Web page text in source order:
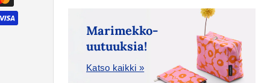
Marimekko-
uutuuksia!
Katso kaikki »